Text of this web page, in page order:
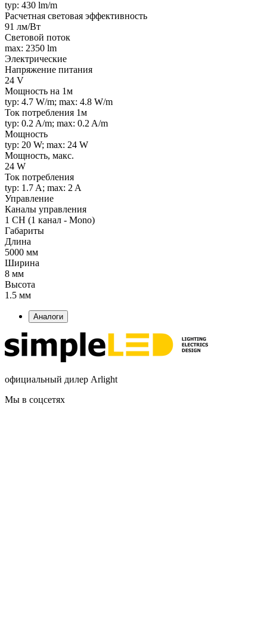
typ: 430 lm/m
Расчетная световая эффективность
91 лм/Вт
Световой поток
max: 2350 lm
Электрические
Напряжение питания
24 V
Мощность на 1м
typ: 4.7 W/m; max: 4.8 W/m
Ток потребления 1м
typ: 0.2 A/m; max: 0.2 A/m
Мощность
typ: 20 W; max: 24 W
Мощность, макс.
24 W
Ток потребления
typ: 1.7 A; max: 2 A
Управление
Каналы управления
1 CH (1 канал - Mono)
Габариты
Длина
5000 мм
Ширина
8 мм
Высота
1.5 мм
Аналоги
официальный дилер Arlight
Мы в соцсетях